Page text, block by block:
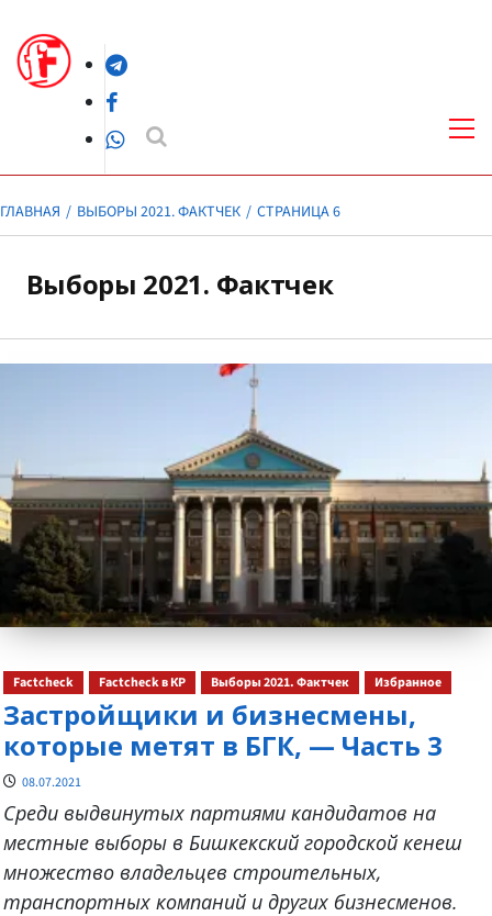
содержимомуTelegram
Facebook
WhatsApp
ГЛАВНАЯ ВЫБОРЫ 2021. ФАКТЧЕК СТРАНИЦА 6
Выборы 2021. Фактчек
Factcheck Factcheck в КР Выборы 2021. Фактчек Избранное
Застройщики и бизнесмены,
которые метят в БГК, — Часть 3
08.07.2021
Среди выдвинутых партиями кандидатов на
местные выборы в Бишкекский городской кенеш
множество владельцев строительных,
транспортных компаний и других бизнесменов.